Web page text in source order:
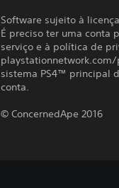
Software sujeito à
É preciso ter uma conta
serviço e à política de
sistema PS4™ principal
conta.
© ConcernedApe 2016